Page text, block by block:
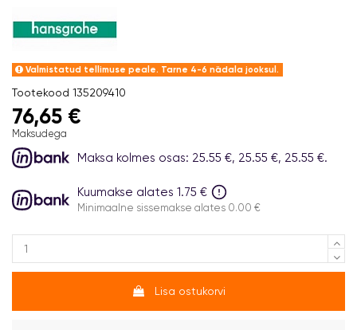
Valmistatud tellimuse peale. Tarne 4-6 nädala jooksul.
Tootekood 135209410
76,65 €
Maksudega
Maksa kolmes osas: 25.55 €, 25.55 €, 25.55 €.
Kuumakse alates 1.75 €
Minimaalne sissemakse alates 0.00 €
Lisa ostukorvi